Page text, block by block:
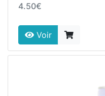
4.50€
Voir